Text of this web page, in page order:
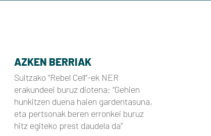
AZKEN BERRIAK
Suitzako “Rebel Cell”-ek NER
erakundeei buruz diotena: “Gehien
hunkitzen duena haien gardentasuna,
eta pertsonak beren erronkei buruz
hitz egiteko prest daudela da”